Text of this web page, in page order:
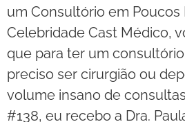
um Consultório em Poucos
Celebridade Cast Médico,
que para ter um
preciso ser cirurgião ou
volume insano de
#138, eu recebo a Dra.